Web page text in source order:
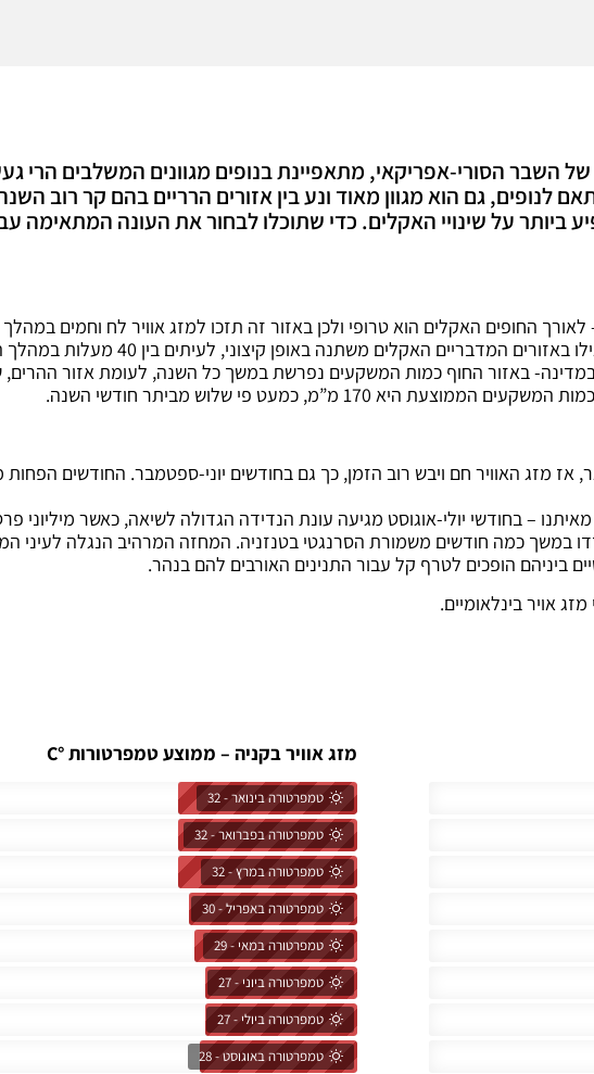
של השבר הסורי-אפריקאי, מתאפיינת בנופים מגוונים המשלבים הרי
לנופים, גם הוא מגוון מאוד ונע בין אזורים הרריים בהם קר רוב
על שינויי האקלים. כדי שתוכלו לבחור את העונה המתאימה
החופים האקלים הוא טרופי ולכן באזור זה תזכו למזג אוויר לח וחמים
באזור החוף כמות המשקעים נפרשת במשך כל השנה, לעומת אזור ההרים,
170 מ”מ, כמעט פי שלוש מביתר חודשי השנה.
אז מזג האוויר חם ויבש רוב הזמן, כך גם בחודשים יוני-ספטמבר. החודשים
– בחודשי יולי-אוגוסט מגיעה עונת הנדידה הגדולה לשיאה, כאשר מיליוני
כמה חודשים משמורת הסרנגטי בטנזניה. המחזה המרהיב הנגלה לעיני
הופכים לטרף קל עבור התנינים האורבים להם בנהר.
אויר בינלאומיים.
מזג אוויר בקניה – ממוצע טמפרטורות °C
טמפרטורה בינואר - 32
טמפרטורה בפברואר - 32
טמפרטורה במרץ - 32
טמפרטורה באפריל - 30
טמפרטורה במאי - 29
טמפרטורה ביוני - 27
טמפרטורה ביולי - 27
טמפרטורה באוגוסט - 28